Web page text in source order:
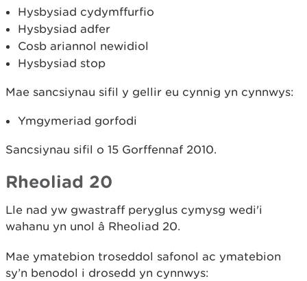
Hysbysiad cydymffurfio
Hysbysiad adfer
Cosb ariannol newidiol
Hysbysiad stop
Mae sancsiynau sifil y gellir eu cynnig yn cynnwys:
Ymgymeriad gorfodi
Sancsiynau sifil o 15 Gorffennaf 2010.
Rheoliad 20
Lle nad yw gwastraff peryglus cymysg wedi'i
wahanu yn unol â Rheoliad 20.
Mae ymatebion troseddol safonol ac ymatebion
sy’n benodol i drosedd yn cynnwys: